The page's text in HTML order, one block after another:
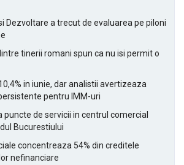
Dezvoltare a trecut de evaluarea pe piloni
tinerii romani spun ca nu isi permit o
in iunie, dar analistii avertizeaza
pentru IMM-uri
puncte de servicii in centrul comercial
Bucurestiului
concentreaza 54% din creditele
nefinanciare